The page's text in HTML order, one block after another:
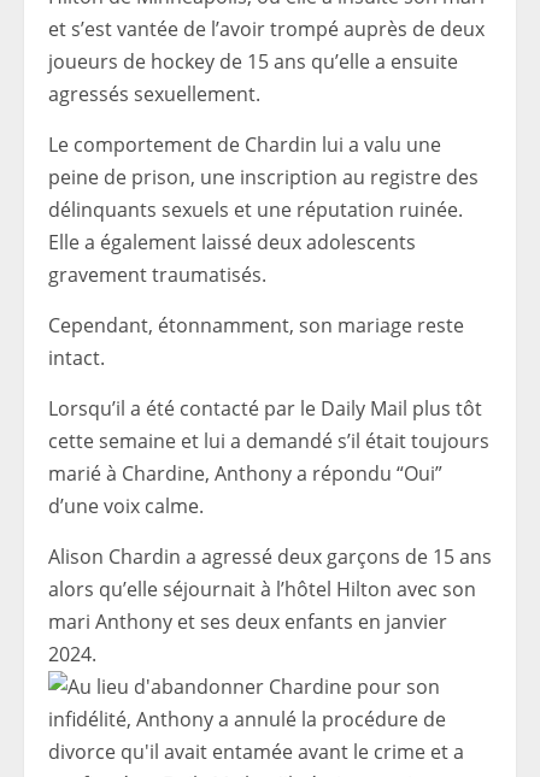
et s’est vantée de l’avoir trompé auprès de deux
joueurs de hockey de 15 ans qu’elle a ensuite
agressés sexuellement.
Le comportement de Chardin lui a valu une
peine de prison, une inscription au registre des
délinquants sexuels et une réputation ruinée.
Elle a également laissé deux adolescents
gravement traumatisés.
Cependant, étonnamment, son mariage reste
intact.
Lorsqu’il a été contacté par le Daily Mail plus tôt
cette semaine et lui a demandé s’il était toujours
marié à Chardine, Anthony a répondu “Oui”
d’une voix calme.
Alison Chardin a agressé deux garçons de 15 ans
alors qu’elle séjournait à l’hôtel Hilton avec son
mari Anthony et ses deux enfants en janvier
2024.